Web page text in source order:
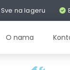
Sve na lageru
O nama